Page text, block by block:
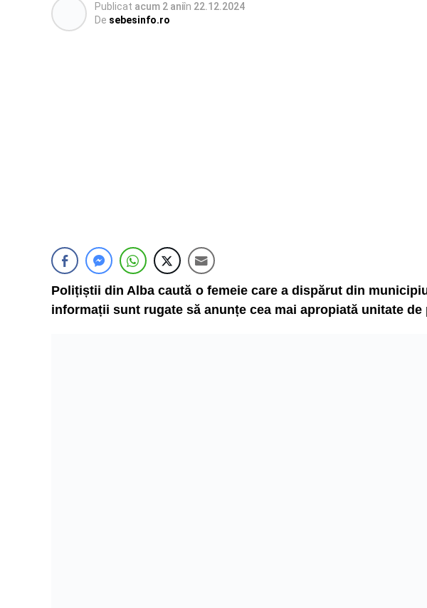
Publicat acum 2 aniîn 22.12.2024
De sebesinfo.ro
Polițiștii din Alba caută o femeie care a dispărut din
informații sunt rugate să anunțe cea mai apropiată unitate de